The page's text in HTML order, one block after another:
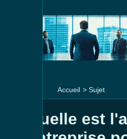
Accueil > Sujet
Quelle est